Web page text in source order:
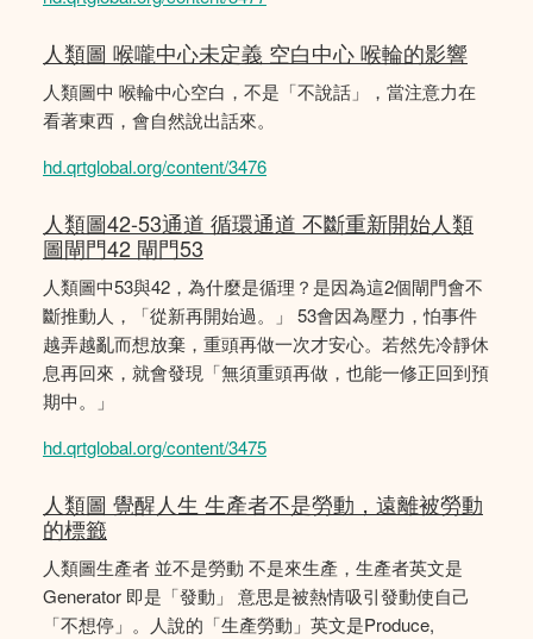
人類圖 喉嚨中心未定義 空白中心 喉輪的影響
人類圖中 喉輪中心空白，不是「不說話」，當注意力在
看著東西，會自然說出話來。
hd.qrtglobal.org/content/3476
人類圖42-53通道 循環通道 不斷重新開始人類
圖閘門42 閘門53
人類圖中53與42，為什麼是循理？是因為這2個閘門會不
斷推動人，「從新再開始過。」 53會因為壓力，怕事件
越弄越亂而想放棄，重頭再做一次才安心。若然先冷靜休
息再回來，就會發現「無須重頭再做，也能一修正回到預
期中。」
hd.qrtglobal.org/content/3475
人類圖 覺醒人生 生產者不是勞動，遠離被勞動
的標籤
人類圖生產者 並不是勞動 不是來生產，生產者英文是
Generator 即是「發動」 意思是被熱情吸引發動使自己
「不想停」。人說的「生產勞動」英文是Produce,